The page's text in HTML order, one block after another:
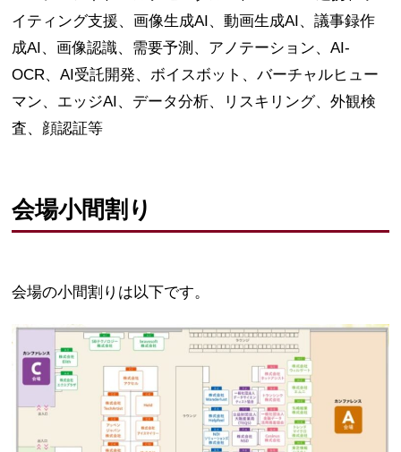
イティング支援、画像生成AI、動画生成AI、議事録作
成AI、画像認識、需要予測、アノテーション、AI-
OCR、AI受託開発、ボイスボット、バーチャルヒュー
マン、エッジAI、データ分析、リスキリング、外観検
査、顔認証等
会場小間割り
会場の小間割りは以下です。